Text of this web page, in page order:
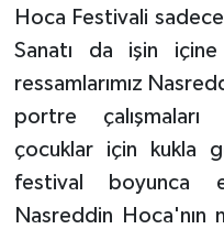
Hoca Festivali
Sanatı da işin
ressamlarımız
portre çalışmaları
çocuklar için kukla
festival boyunca
Nasreddin Hoca'nın